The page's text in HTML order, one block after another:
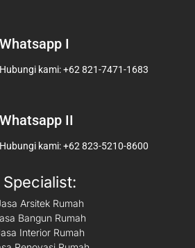
Whatsapp I
Hubungi kami: +62 821-7471-1683
Whatsapp II
Hubungi kami: +62 823-5210-8600
Specialist:
Arsitek Rumah
Bangun Rumah
Interior Rumah